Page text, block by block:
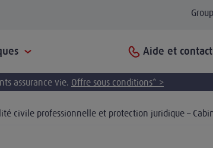
Aide et contact
assurance vie. Offre sous conditions* >
civile professionnelle et protection juridique –